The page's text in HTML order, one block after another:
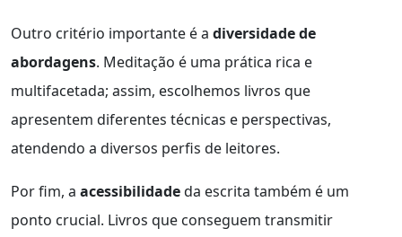
Outro critério importante é a diversidade de
abordagens. Meditação é uma prática rica e
multifacetada; assim, escolhemos livros que
apresentem diferentes técnicas e perspectivas,
atendendo a diversos perfis de leitores.
Por fim, a acessibilidadeda escrita também é um
ponto crucial. Livros que conseguem transmitir